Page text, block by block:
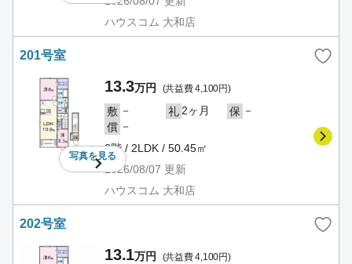
ハウスコム 大和店
201号室
写真を見る
13.3万円 (共益費 4,100円)
敷 － 礼 2ヶ月 保 －
償 －
2階 / 2LDK / 50.45㎡
2026/08/07 更新
ハウスコム 大和店
202号室
13.1万円 (共益費 4,100円)